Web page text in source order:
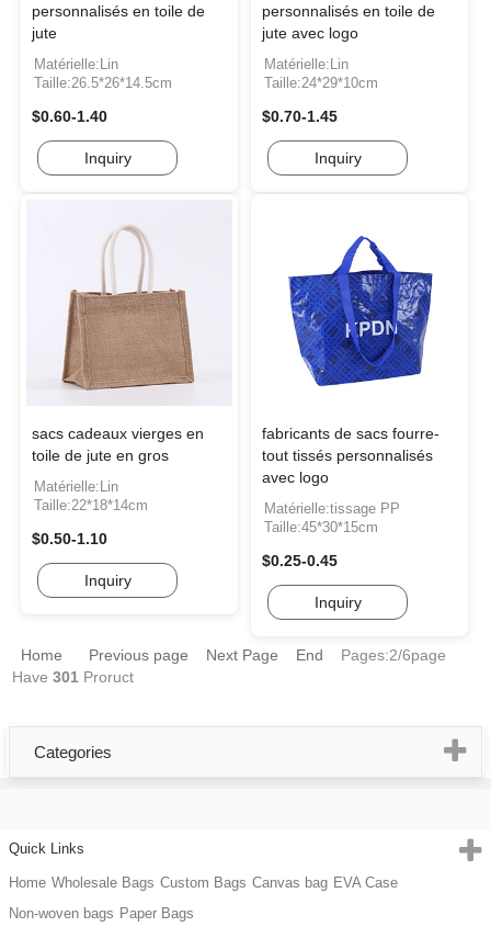
personnalisés en toile de
jute
Matérielle:Lin
Taille:26.5*26*14.5cm
$0.60-1.40
Inquiry
personnalisés en toile de
jute avec logo
Matérielle:Lin
Taille:24*29*10cm
$0.70-1.45
Inquiry
sacs cadeaux vierges en
toile de jute en gros
Matérielle:Lin
Taille:22*18*14cm
$0.50-1.10
Inquiry
fabricants de sacs fourre-
tout tissés personnalisés
avec logo
Matérielle:tissage PP
Taille:45*30*15cm
$0.25-0.45
Inquiry
Home Previous page Next Page End
Pages:2/6page
Have 301 Proruct
Categories
Quick Links
Home Wholesale Bags Custom Bags Canvas bag EVA Case
Non-woven bags Paper Bags